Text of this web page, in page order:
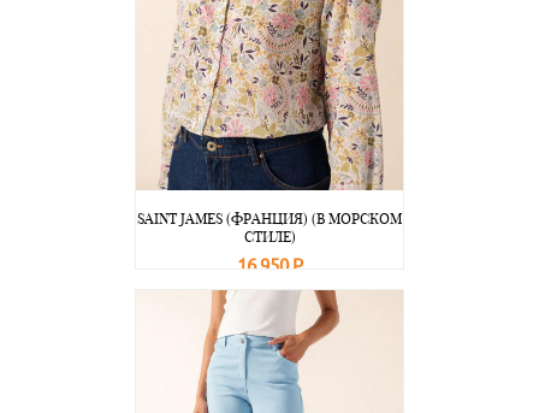
SAINT JAMES (ФРАНЦИЯ) (В МОРСКОМ
СТИЛЕ)
16 950 Р
В корзину Подробнее